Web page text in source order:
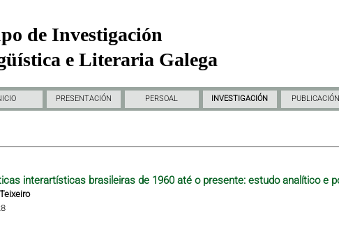
de Investigación
e Literaria Galega
PRESENTACIÓN PERSOAL INVESTIGACIÓN
interartísticas brasileiras de 1960 até o presente: estudo analítico e